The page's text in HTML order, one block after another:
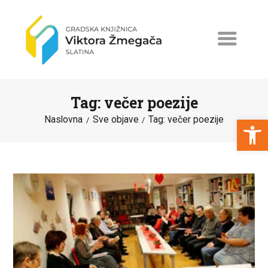
Open toolbar
Tag: večer poezije
Naslovna Sve objave Tag: večer poezije
NOVOSTI
ERASMUS+
PROGRAMI I PROJEKTI
KATALOG
O KNJIŽNICI